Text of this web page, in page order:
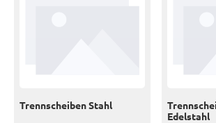
Trennscheiben Stahl
Edelstahl